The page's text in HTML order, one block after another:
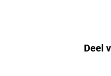
Deel